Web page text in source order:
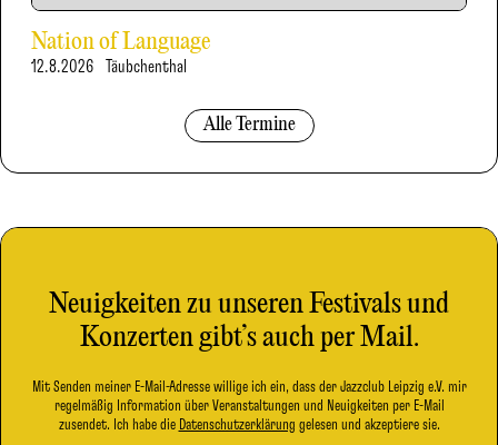
Nation of Language
12.8.2026 Täubchenthal
Alle Termine
Neuigkeiten zu unseren Festivals und
Konzerten gibt’s auch per Mail.
Mit Senden meiner E-Mail-Adresse willige ich ein, dass der Jazzclub Leipzig e.V. mir
regelmäßig Information über Veranstaltungen und Neuigkeiten per E-Mail
zusendet. Ich habe die Datenschutzerklärung gelesen und akzeptiere sie.